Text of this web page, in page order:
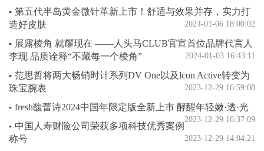
▪ 第五代半岛黄金微针革新上市！舒适与效果并存，实力打
造好皮肤
2024-01-06 18:00:02
▪ 展露棱角 就耀现在 ——人头马CLUB官宣首位品牌代言人
李现 品质诠释“不藏每一个棱角”
2024-01-03 16:43:11
▪ 范思哲将两大畅销时计系列DV One以及lcon Active转变为
珠宝腕表
2023-12-29 16:59:08
▪ fresh馥蕾诗2024中国年限定版全新上市 酵醒年轻嫩·透·光
2023-12-29 16:37:09
▪ 中国人寿财险公司荣获多项科技优秀案例
称号
2023-12-29 14:04:21